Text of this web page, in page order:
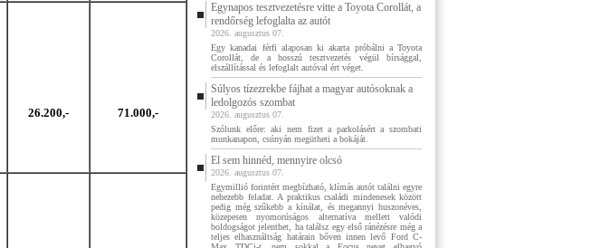
26.200,-
71.000,-
Egynapos tesztvezetésre vitte a Toyota Corollát, a
rendőrség lefoglalta az autót
2026. augusztus 07.
Egy kanadai férfi alaposan ki akarta próbálni a Toyota
Corollát, de a hosszú tesztvezetés végül bírsággal,
elszállítással és lefoglalt autóval ért véget.
Súlyos tízezrekbe fájhat a magyar autósoknak a
ledolgozós szombat
2026. augusztus 07.
Szólunk előre: aki nem fizet a parkolásért a szombati
munkanapon, csúnyán megütheti a bokáját.
El sem hinnéd, mennyire olcsó
2026. augusztus 07.
Egymillió forintért megbízható, klímás autót találni egyre
nehezebb feladat. A praktikus családi mindenesek között
pedig még szűkebb a kínálat, és megannyi huszonéves,
közepesen nyomorúságos alternatíva mellett valódi
boldogságot jelenthet, ha találsz egy első ránézésre még a
teljes elhasználtság határain bőven innen levő Ford C-